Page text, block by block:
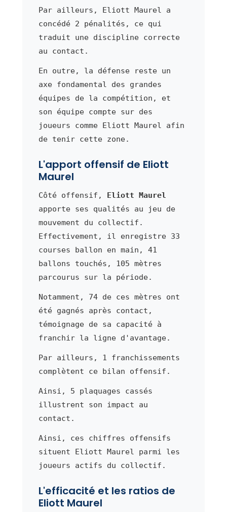
Par ailleurs, Eliott Maurel a
concédé 2 pénalités, ce qui
traduit une discipline correcte
au contact.
En outre, la défense reste un
axe fondamental des grandes
équipes de la compétition, et
son équipe compte sur des
joueurs comme Eliott Maurel afin
de tenir cette zone.
L'apport offensif de Eliott
Maurel
Côté offensif, Eliott Maurel
apporte ses qualités au jeu de
mouvement du collectif.
Effectivement, il enregistre 33
courses ballon en main, 41
ballons touchés, 105 mètres
parcourus sur la période.
Notamment, 74 de ces mètres ont
été gagnés après contact,
témoignage de sa capacité à
franchir la ligne d'avantage.
Par ailleurs, 1 franchissements
complètent ce bilan offensif.
Ainsi, 5 plaquages cassés
illustrent son impact au
contact.
Ainsi, ces chiffres offensifs
situent Eliott Maurel parmi les
joueurs actifs du collectif.
L'efficacité et les ratios de
Eliott Maurel